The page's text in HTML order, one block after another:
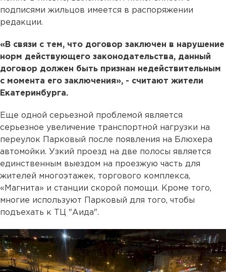
подписями жильцов имеется в распоряжении
редакции.
«В связи с тем, что договор заключен в нарушение
норм действующего законодательства, данный
договор должен быть признан недействительным
с момента его заключения», - считают жители
Екатеринбурга.
Еще одной серьезной проблемой является
серьезное увеличение транспортной нагрузки на
переулок Парковый после появления на Блюхера
автомойки. Узкий проезд на две полосы является
единственным выездом на проезжую часть для
жителей многоэтажек, торгового комплекса,
«Магнита» и станции скорой помощи. Кроме того,
многие используют Парковый для того, чтобы
подъехать к ТЦ "Аида".